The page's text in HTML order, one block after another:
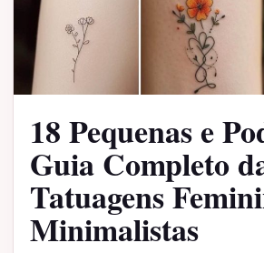
18 Pequenas e
Guia Completo
Tatuagens
Minimalistas